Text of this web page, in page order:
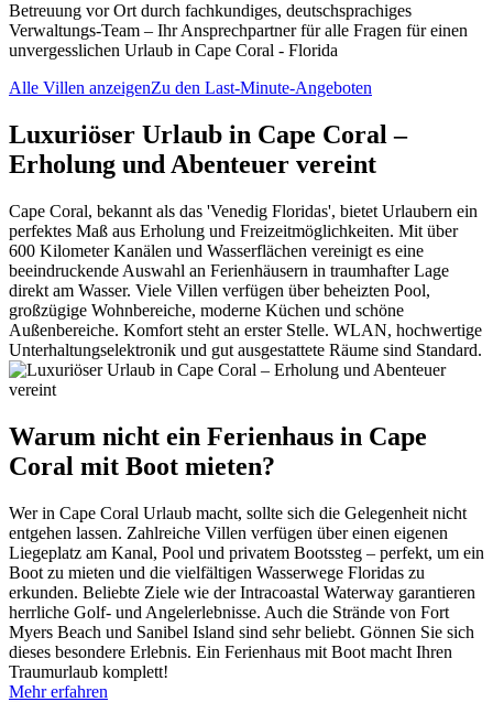
Betreuung vor Ort durch fachkundiges, deutschsprachiges
Verwaltungs-Team – Ihr Ansprechpartner für alle Fragen für einen
unvergesslichen Urlaub in Cape Coral - Florida
Alle Villen anzeigenZu den Last-Minute-Angeboten
Luxuriöser Urlaub in Cape Coral –
Erholung und Abenteuer vereint
Cape Coral, bekannt als das 'Venedig Floridas', bietet Urlaubern ein
perfektes Maß aus Erholung und Freizeitmöglichkeiten. Mit über
600 Kilometer Kanälen und Wasserflächen vereinigt es eine
beeindruckende Auswahl an Ferienhäusern in traumhafter Lage
direkt am Wasser. Viele Villen verfügen über beheizten Pool,
großzügige Wohnbereiche, moderne Küchen und schöne
Außenbereiche. Komfort steht an erster Stelle. WLAN, hochwertige
Unterhaltungselektronik und gut ausgestattete Räume sind Standard.
Warum nicht ein Ferienhaus in Cape
Coral mit Boot mieten?
Wer in Cape Coral Urlaub macht, sollte sich die Gelegenheit nicht
entgehen lassen. Zahlreiche Villen verfügen über einen eigenen
Liegeplatz am Kanal, Pool und privatem Bootssteg – perfekt, um ein
Boot zu mieten und die vielfältigen Wasserwege Floridas zu
erkunden. Beliebte Ziele wie der Intracoastal Waterway garantieren
herrliche Golf- und Angelerlebnisse. Auch die Strände von Fort
Myers Beach und Sanibel Island sind sehr beliebt. Gönnen Sie sich
dieses besondere Erlebnis. Ein Ferienhaus mit Boot macht Ihren
Traumurlaub komplett!
Mehr erfahren